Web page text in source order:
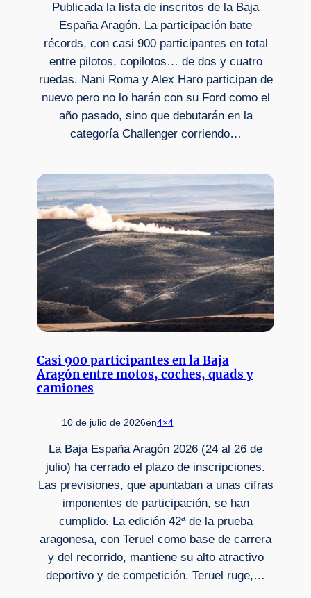
Publicada la lista de inscritos de la Baja
España Aragón. La participación bate
récords, con casi 900 participantes en total
entre pilotos, copilotos… de dos y cuatro
ruedas. Nani Roma y Alex Haro participan de
nuevo pero no lo harán con su Ford como el
año pasado, sino que debutarán en la
categoría Challenger corriendo…
Casi 900 participantes en la Baja
Aragón entre motos, coches, quads y
camiones
10 de julio de 2026en4×4
La Baja España Aragón 2026 (24 al 26 de
julio) ha cerrado el plazo de inscripciones.
Las previsiones, que apuntaban a unas cifras
imponentes de participación, se han
cumplido. La edición 42ª de la prueba
aragonesa, con Teruel como base de carrera
y del recorrido, mantiene su alto atractivo
deportivo y de competición. Teruel ruge,…